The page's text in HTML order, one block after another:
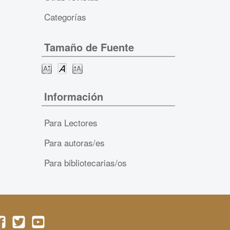
Categorías
Tamaño de Fuente
Información
Para Lectores
Para autoras/es
Para bibliotecarias/os